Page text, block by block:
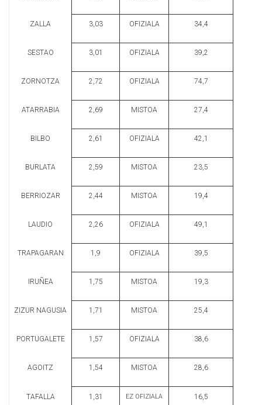
ZALLA 3,03 OFIZIALA 34,4
SESTAO 3,01 OFIZIALA 39,2
ZORNOTZA 2,72 OFIZIALA 74,7
ATARRABIA 2,69 MISTOA 27,4
BILBO 2,61 OFIZIALA 42,1
BURLATA 2,59 MISTOA 23,5
BERRIOZAR 2,44 MISTOA 19,4
LAUDIO 2,26 OFIZIALA 49,1
TRAPAGARAN 1,9 OFIZIALA 39,5
IRUÑEA 1,75 MISTOA 19,3
ZIZUR NAGUSIA 1,71 MISTOA 25,4
PORTUGALETE 1,57 OFIZIALA 38,6
AGOITZ 1,54 MISTOA 28,6
TAFALLA 1,31 EZ OFIZIALA 16,5